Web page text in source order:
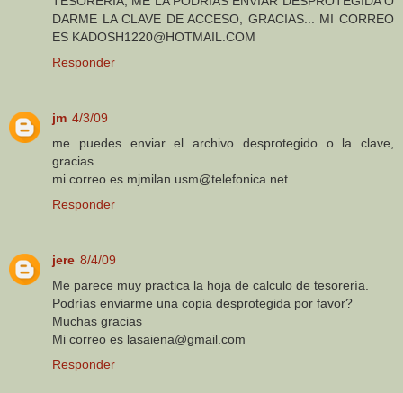
DARME LA CLAVE DE ACCESO, GRACIAS... MI CORREO
ES KADOSH1220@HOTMAIL.COM
Responder
jm 4/3/09
me puedes enviar el archivo desprotegido o la clave,
gracias
mi correo es mjmilan.usm@telefonica.net
Responder
jere 8/4/09
Me parece muy practica la hoja de calculo de tesorería.
Podrías enviarme una copia desprotegida por favor?
Muchas gracias
Mi correo es lasaiena@gmail.com
Responder